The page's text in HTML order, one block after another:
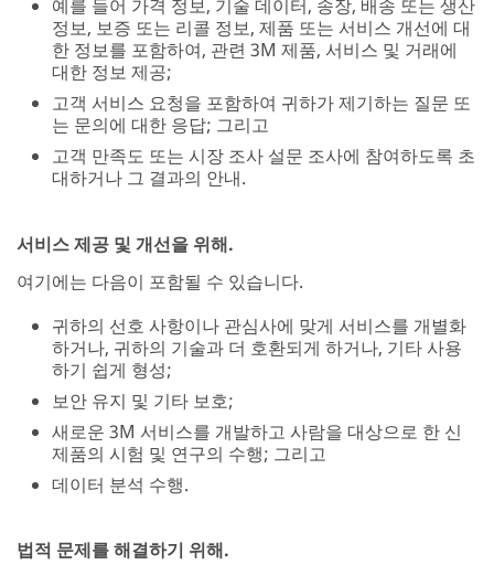
예를 들어 가격 정보, 기술 데이터, 송장, 배송 또는 생산
정보, 보증 또는 리콜 정보, 제품 또는 서비스 개선에 대
한 정보를 포함하여, 관련 3M 제품, 서비스 및 거래에
대한 정보 제공;
고객 서비스 요청을 포함하여 귀하가 제기하는 질문 또
는 문의에 대한 응답; 그리고
고객 만족도 또는 시장 조사 설문 조사에 참여하도록 초
대하거나 그 결과의 안내.
서비스 제공 및 개선을 위해.
여기에는 다음이 포함될 수 있습니다.
귀하의 선호 사항이나 관심사에 맞게 서비스를 개별화
하거나, 귀하의 기술과 더 호환되게 하거나, 기타 사용
하기 쉽게 형성;
보안 유지 및 기타 보호;
새로운 3M 서비스를 개발하고 사람을 대상으로 한 신
제품의 시험 및 연구의 수행; 그리고
데이터 분석 수행.
법적 문제를 해결하기 위해.